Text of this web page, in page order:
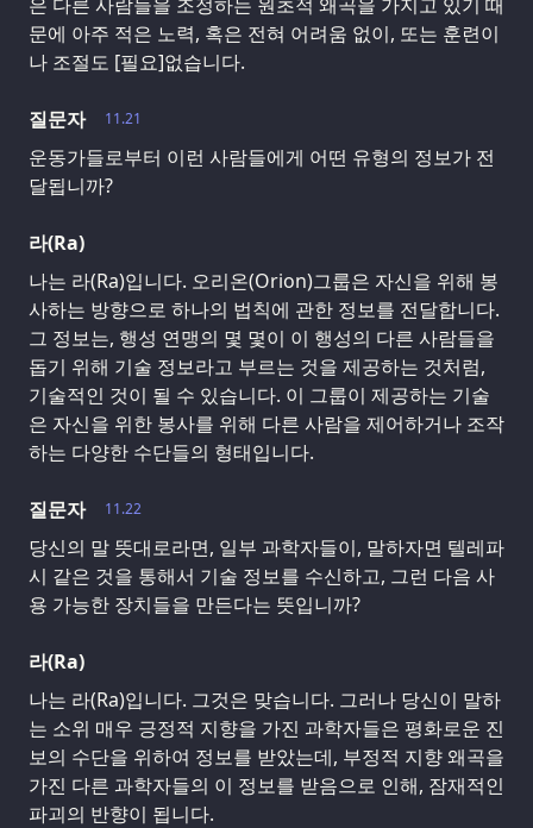
문에 아주 적은 노력, 혹은 전혀 어려움 없이, 또는 훈련이
나 조절도 [필요]없습니다.
11.21
질문자
운동가들로부터 이런 사람들에게 어떤 유형의 정보가 전
달됩니까?
라(Ra)
나는 라(Ra)입니다. 오리온(Orion)그룹은 자신을 위해 봉
사하는 방향으로 하나의 법칙에 관한 정보를 전달합니다.
그 정보는, 행성 연맹의 몇 몇이 이 행성의 다른 사람들을
돕기 위해 기술 정보라고 부르는 것을 제공하는 것처럼,
기술적인 것이 될 수 있습니다. 이 그룹이 제공하는 기술
은 자신을 위한 봉사를 위해 다른 사람을 제어하거나 조작
하는 다양한 수단들의 형태입니다.
11.22
질문자
당신의 말 뜻대로라면, 일부 과학자들이, 말하자면 텔레파
시 같은 것을 통해서 기술 정보를 수신하고, 그런 다음 사
용 가능한 장치들을 만든다는 뜻입니까?
라(Ra)
나는 라(Ra)입니다. 그것은 맞습니다. 그러나 당신이 말하
는 소위 매우 긍정적 지향을 가진 과학자들은 평화로운 진
보의 수단을 위하여 정보를 받았는데, 부정적 지향 왜곡을
가진 다른 과학자들의 이 정보를 받음으로 인해, 잠재적인
파괴의 반향이 됩니다.